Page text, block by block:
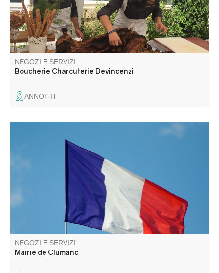
NEGOZI E SERVIZI
Boucherie Charcuterie Devincenzi
ANNOT-IT
NEGOZI E SERVIZI
Mairie de Clumanc